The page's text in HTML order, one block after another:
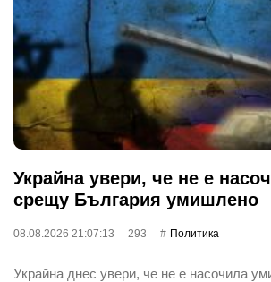
Украйна увери, че не е
срещу България умишлено
08.08.2026 21:07:13 293 Политика
Украйна днес увери, че не е насочила